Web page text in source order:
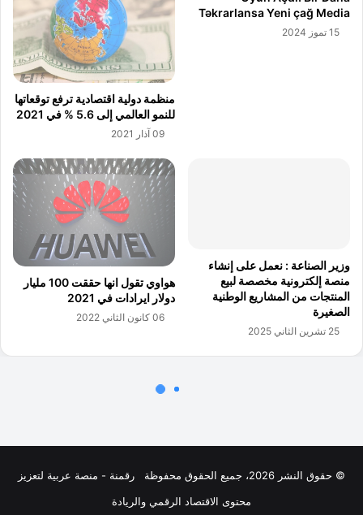
© حقوق النشر 2026، جميع الحقوق محفوظة
رقمنة - منصة عربية لتعزيز
محتوى الاقتصاد الرقمي والريادة